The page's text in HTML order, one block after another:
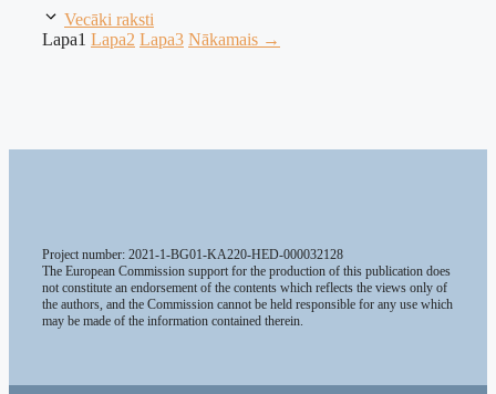
Vecāki raksti
Lapa1 Lapa2 Lapa3 Nākamais →
Project number: 2021-1-BG01-KA220-HED-000032128
The European Commission support for the production of this publication does
not constitute an endorsement of the contents which reflects the views only of
the authors, and the Commission cannot be held responsible for any use which
may be made of the information contained therein.